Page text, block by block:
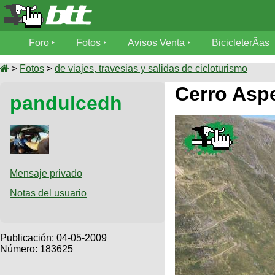
Foro
MecÃ¡nica
Fotos
SUBÃ
tu foto
Galeria
XC
Bicicletas
Descenso
Avisos
Ventas
tu
Ultimos
BicicleterÃ­
Bicicletas
Bicicletas
Tandem
Cicloturismo
Foro Fotos Avisos Venta BicicleterÃ­as
> Fotos > de viajes, travesias y salidas de cicloturismo
pandulcedh
Mensaje privado
Notas del usuario
Publicación: 04-05-2009
Número: 183625
Cerro